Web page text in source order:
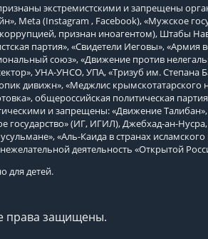
экстремистскими и запрещены
Meta (Instagram , Facebook), «Мужское
признан иноагентом), Штабы
партия», «Свидетели Иеговы», «Армия
союз», «Движение против
УНА-УНСО, УПА, «Тризуб им. Степана
дивижн», «Меджлис крымскотатарского
общероссийская политическая
и запрещены: «Движение
государство» (ИГ, ИГИЛ), Джебхад-ан-
«Аль-Каида в странах
деятельность «Открытой
для детей.
права защищены.